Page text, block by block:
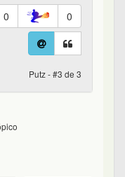
0 0
Putz - #3 de 3